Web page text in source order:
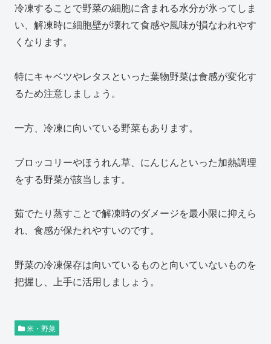
冷凍することで野菜の細胞に含まれる水分が氷ってしま
い、解凍時に細胞壁が壊れて食感や風味が損なわれやす
くなります。
特にキャベツやレタスといった葉物野菜は食感が変化す
るため注意しましょう。
一方、冷凍に向いている野菜もあります。
ブロッコリーやほうれん草、にんじんといった加熱調理
をする野菜が該当します。
茹でたり蒸すことで解凍時のダメージを最小限に抑えら
れ、食感が保たれやすいのです。
野菜の冷凍保存は向いているものと向いていないものを
把握し、上手に活用しましょう。
米・野菜